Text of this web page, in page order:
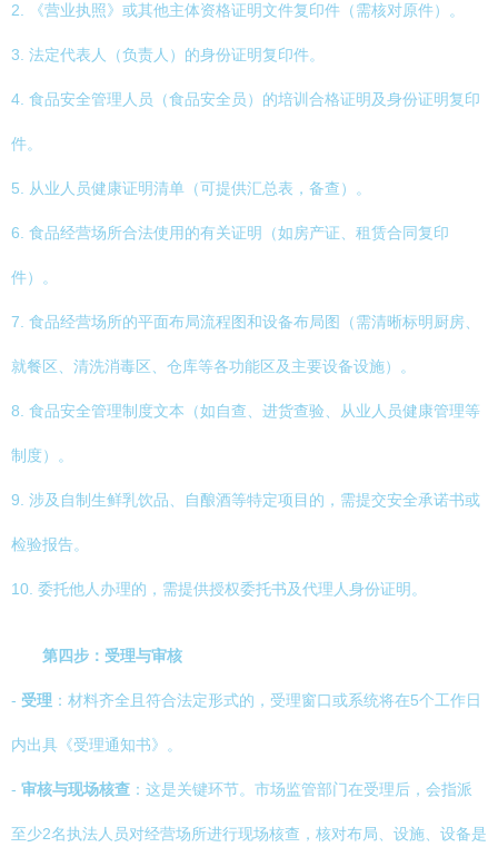
2. 《营业执照》或其他主体资格证明文件复印件（需核对原件）。
3. 法定代表人（负责人）的身份证明复印件。
4. 食品安全管理人员（食品安全员）的培训合格证明及身份证明复印
件。
5. 从业人员健康证明清单（可提供汇总表，备查）。
6. 食品经营场所合法使用的有关证明（如房产证、租赁合同复印
件）。
7. 食品经营场所的平面布局流程图和设备布局图（需清晰标明厨房、
就餐区、清洗消毒区、仓库等各功能区及主要设备设施）。
8. 食品安全管理制度文本（如自查、进货查验、从业人员健康管理等
制度）。
9. 涉及自制生鲜乳饮品、自酿酒等特定项目的，需提交安全承诺书或
检验报告。
10. 委托他人办理的，需提供授权委托书及代理人身份证明。
第四步：受理与审核
- 受理 ：材料齐全且符合法定形式的，受理窗口或系统将在5个工作日
内出具《受理通知书》。
- 审核与现场核查 ：这是关键环节。市场监管部门在受理后，会指派
至少2名执法人员对经营场所进行现场核查，核对布局、设施、设备是